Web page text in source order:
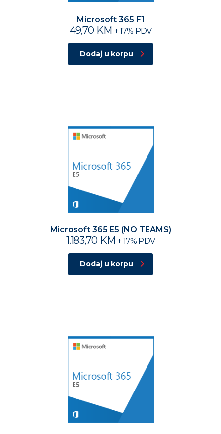
Microsoft 365 F1
49,70 KM + 17% PDV
Dodaj u korpu
Microsoft 365 E5 (NO TEAMS)
1.183,70 KM + 17% PDV
Dodaj u korpu